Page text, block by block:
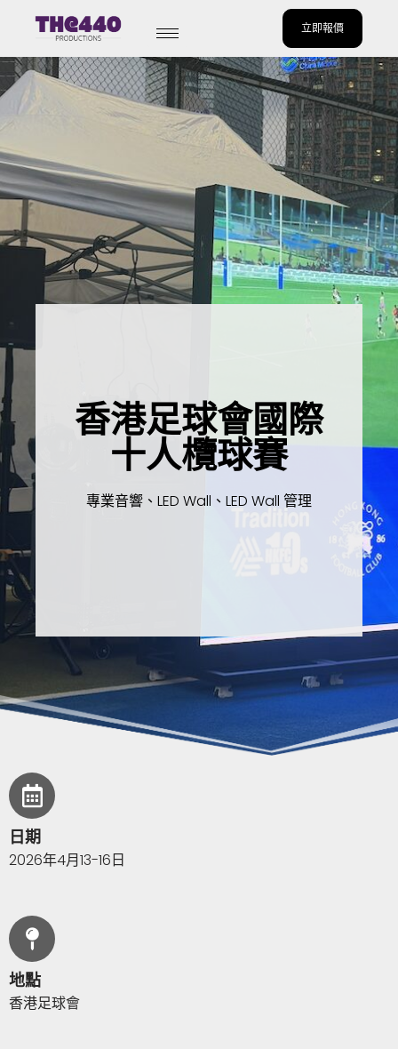
to
content
立即報價
香港足球會國際
十人欖球賽
專業音響、LED Wall、LED Wall 管理
日期
2026年4月13-16日
地點
香港足球會